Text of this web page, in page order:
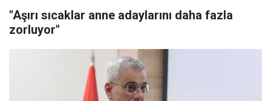
"Aşırı sıcaklar anne adaylarını daha fazla
zorluyor"